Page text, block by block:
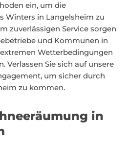
ein, um die
Winters in Langelsheim zu
zuverlässigen Service sorgen
und Kommunen in
Wetterbedingungen
Verlassen Sie sich auf unsere
um sicher durch
zu kommen.
in